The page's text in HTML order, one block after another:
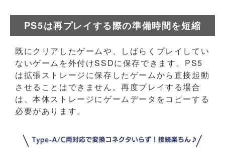
PS5は再プレイする際の準備時間を短縮
既にクリアしたゲームや、しばらくプレイしてい
ないゲームを外付けSSDに保存できます。PS5
は拡張ストレージに保存したゲームから直接起動
させることはできません。再度プレイする場合
は、本体ストレージにゲームデータをコピーする
必要があります。